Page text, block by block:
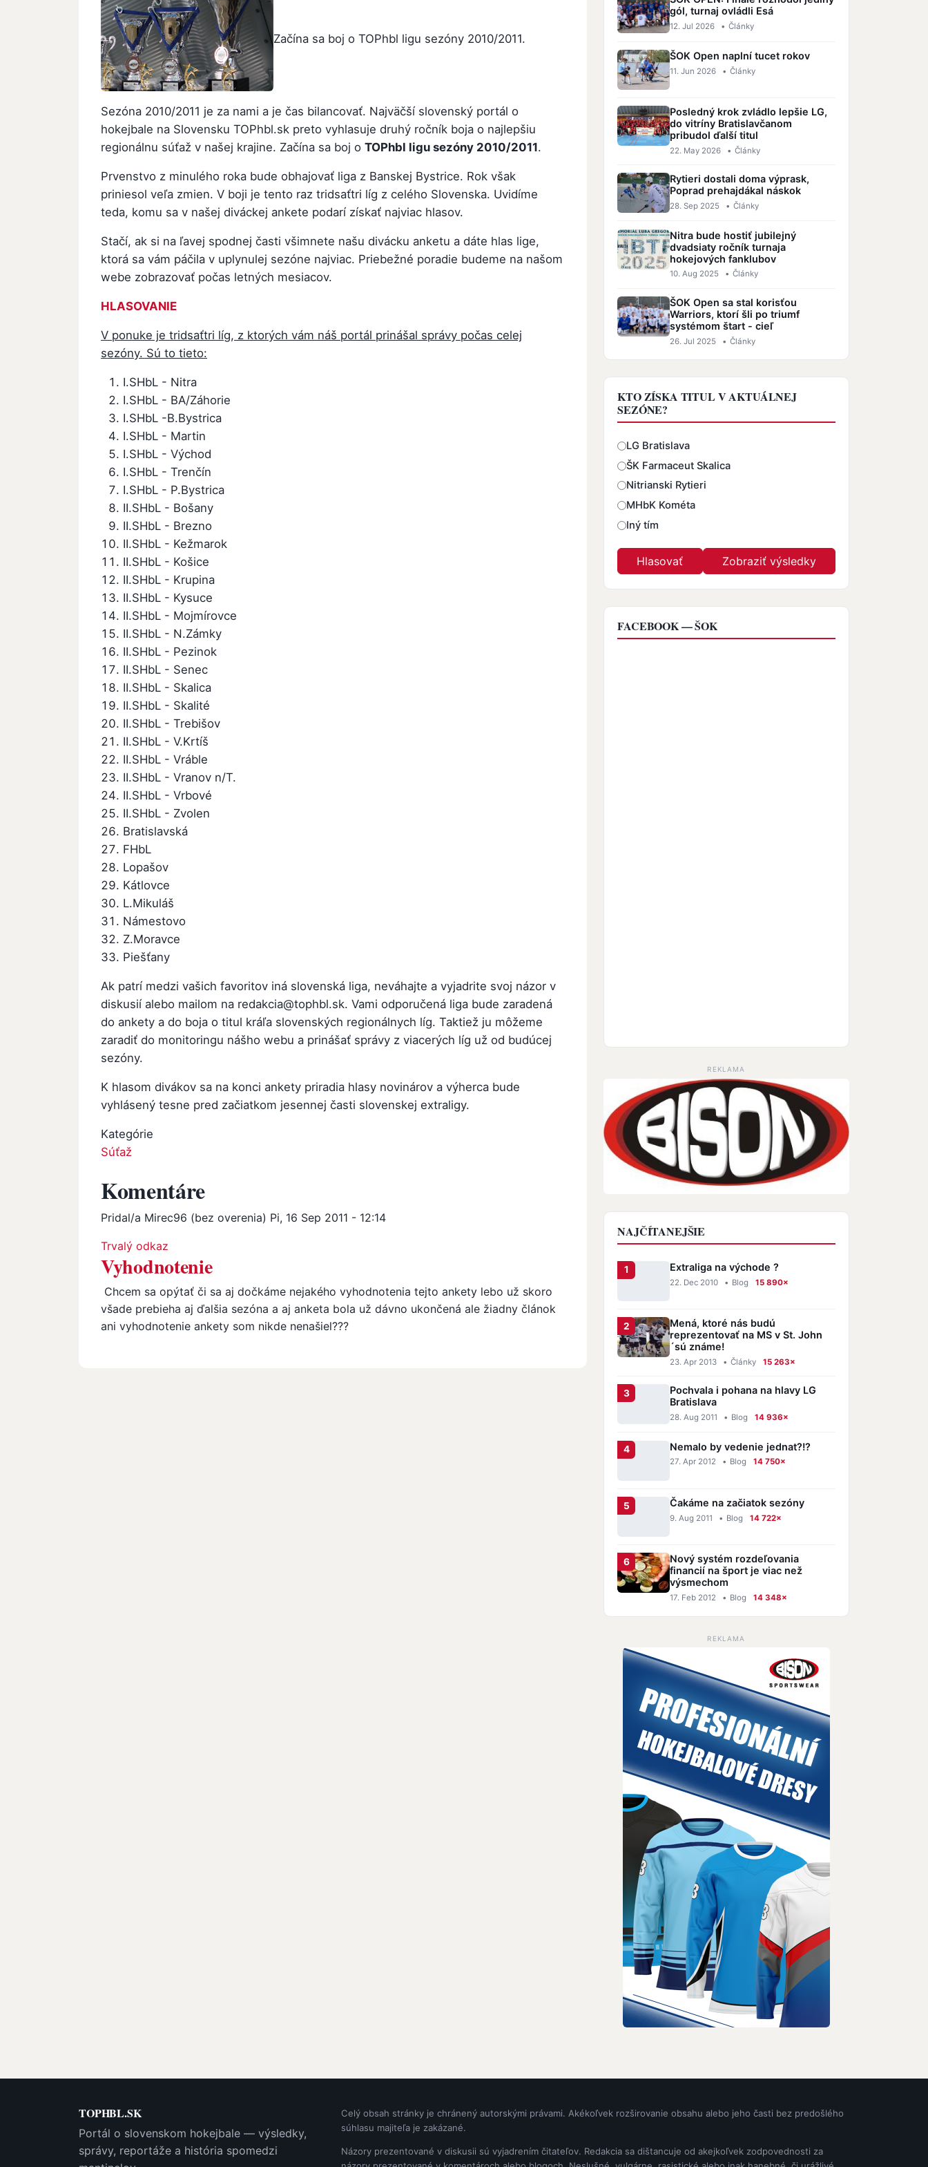
Začína sa boj o TOPhbl ligu sezóny 2010/2011.
Sezóna 2010/2011 je za nami a je čas bilancovať. Najväčší slovenský portál o
hokejbale na Slovensku TOPhbl.sk preto vyhlasuje druhý ročník boja o najlepšiu
regionálnu súťaž v našej krajine. Začína sa boj o TOPhbl ligu sezóny 2010/2011.
Prvenstvo z minulého roka bude obhajovať liga z Banskej Bystrice. Rok však
priniesol veľa zmien. V boji je tento raz tridsaťtri líg z celého Slovenska. Uvidíme
teda, komu sa v našej diváckej ankete podarí získať najviac hlasov.
Stačí, ak si na ľavej spodnej časti všimnete našu divácku anketu a dáte hlas lige,
ktorá sa vám páčila v uplynulej sezóne najviac. Priebežné poradie budeme na našom
webe zobrazovať počas letných mesiacov.
HLASOVANIE
V ponuke je tridsaťtri líg, z ktorých vám náš portál prinášal správy počas celej
sezóny. Sú to tieto:
I.SHbL - Nitra
I.SHbL - BA/Záhorie
I.SHbL -B.Bystrica
I.SHbL - Martin
I.SHbL - Východ
I.SHbL - Trenčín
I.SHbL - P.Bystrica
II.SHbL - Bošany
II.SHbL - Brezno
II.SHbL - Kežmarok
II.SHbL - Košice
II.SHbL - Krupina
II.SHbL - Kysuce
II.SHbL - Mojmírovce
II.SHbL - N.Zámky
II.SHbL - Pezinok
II.SHbL - Senec
II.SHbL - Skalica
II.SHbL - Skalité
II.SHbL - Trebišov
II.SHbL - V.Krtíš
II.SHbL - Vráble
II.SHbL - Vranov n/T.
II.SHbL - Vrbové
II.SHbL - Zvolen
Bratislavská
FHbL
Lopašov
Kátlovce
L.Mikuláš
Námestovo
Z.Moravce
Piešťany
Ak patrí medzi vašich favoritov iná slovenská liga, neváhajte a vyjadrite svoj názor v
diskusií alebo mailom na redakcia@tophbl.sk. Vami odporučená liga bude zaradená
do ankety a do boja o titul kráľa slovenských regionálnych líg. Taktiež ju môžeme
zaradiť do monitoringu nášho webu a prinášať správy z viacerých líg už od budúcej
sezóny.
K hlasom divákov sa na konci ankety priradia hlasy novinárov a výherca bude
vyhlásený tesne pred začiatkom jesennej časti slovenskej extraligy.
Kategórie
Súťaž
Komentáre
Pridal/a Mirec96 (bez overenia) Pi, 16 Sep 2011 - 12:14
Trvalý odkaz
Vyhodnotenie
Chcem sa opýtať či sa aj dočkáme nejakého vyhodnotenia tejto ankety lebo už skoro
všade prebieha aj ďalšia sezóna a aj anketa bola už dávno ukončená ale žiadny článok
ani vyhodnotenie ankety som nikde nenašiel???
gól, turnaj ovládli Esá
12. Jul 2026 • Články
ŠOK Open naplní tucet rokov
11. Jun 2026 • Články
Posledný krok zvládlo lepšie LG,
do vitríny Bratislavčanom
pribudol ďalší titul
22. May 2026 • Články
Rytieri dostali doma výprask,
Poprad prehajdákal náskok
28. Sep 2025 • Články
Nitra bude hostiť jubilejný
dvadsiaty ročník turnaja
hokejových fanklubov
10. Aug 2025 • Články
ŠOK Open sa stal korisťou
Warriors, ktorí šli po triumf
systémom štart - cieľ
26. Jul 2025 • Články
KTO ZÍSKA TITUL V AKTUÁLNEJ
SEZÓNE?
Odpovede
LG Bratislava
ŠK Farmaceut Skalica
Nitrianski Rytieri
MHbK Kométa
Iný tím
FACEBOOK — ŠOK
REKLAMA
NAJČÍTANEJŠIE
Extraliga na východe ?
22. Dec 2010 • Blog 15 890×
Mená, ktoré nás budú
reprezentovať na MS v St. John
´sú známe!
23. Apr 2013 • Články 15 263×
Pochvala i pohana na hlavy LG
Bratislava
28. Aug 2011 • Blog 14 936×
Nemalo by vedenie jednat?!?
27. Apr 2012 • Blog 14 750×
Čakáme na začiatok sezóny
9. Aug 2011 • Blog 14 722×
Nový systém rozdeľovania
financií na šport je viac než
výsmechom
17. Feb 2012 • Blog 14 348×
REKLAMA
TOPHBL.SK
Portál o slovenskom hokejbale — výsledky,
správy, reportáže a história spomedzi
Celý obsah stránky je chránený autorskými právami. Akékoľvek rozširovanie obsahu alebo jeho časti bez predošlého
súhlasu majiteľa je zakázané.
Názory prezentované v diskusii sú vyjadrením čitateľov. Redakcia sa dištancuje od akejkoľvek zodpovednosti za